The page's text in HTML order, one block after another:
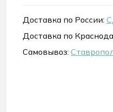
Доставка по России:
Доставка по
Самовывоз: